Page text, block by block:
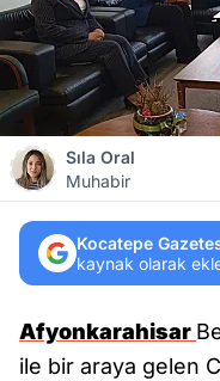
Sıla Oral
Muhabir
Kocatepe
kaynak olarak
Afyonkarahisar
ile bir araya gelen